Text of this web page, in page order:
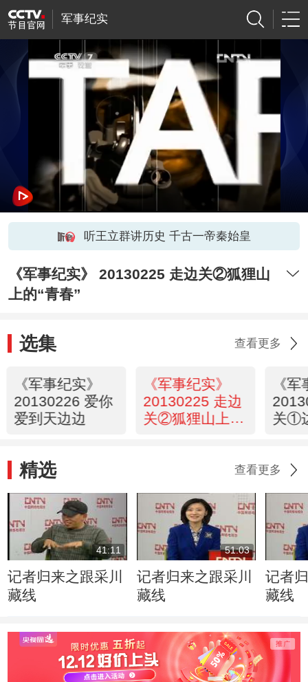
军事纪实
听王立群讲历史 千古一帝秦始皇
《军事纪实》 20130225 走边关②狐狸山
上的“青春”
选集 查看更多
《军事纪实》
20130226 爱你
爱到天边边
《军事纪实》
20130225 走边
关②狐狸山上
《
关①
精选 查看更多
41:11
记者归来之跟采川
藏线
51:03
记者归来之跟采川
藏线
记者
藏线